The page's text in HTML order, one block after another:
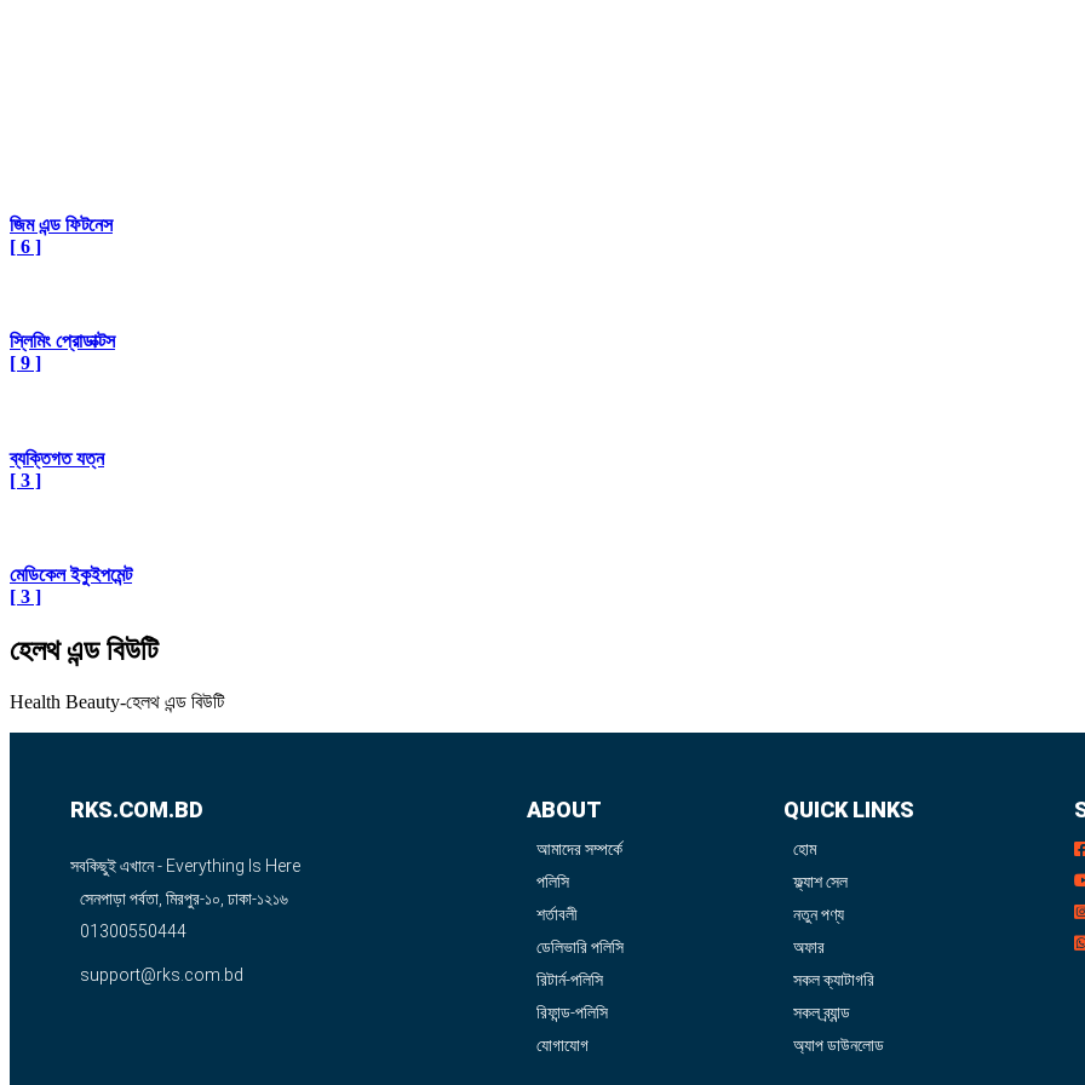
জিম এন্ড ফিটনেস
[ 6 ]
স্লিমিং প্রোডাক্টস
[ 9 ]
ব্যক্তিগত যত্ন
[ 3 ]
মেডিকেল ইকুইপমেন্ট
[ 3 ]
হেলথ এন্ড বিউটি
Health Beauty-হেলথ এন্ড বিউটি
RKS.COM.BD
সবকিছুই এখানে - Everything Is Here
সেনপাড়া পর্বতা, মিরপুর-১০, ঢাকা-১২১৬
01300550444
support@rks.com.bd
ABOUT
আমাদের সম্পর্কে
পলিসি
শর্তাবলী
ডেলিভারি পলিসি
রিটার্ন-পলিসি
রিফান্ড-পলিসি
যোগাযোগ
QUICK LINKS
হোম
ফ্ল্যাশ সেল
নতুন পণ্য
অফার
সকল ক্যাটাগরি
সকল ব্র্যান্ড
অ্যাপ ডাউনলোড